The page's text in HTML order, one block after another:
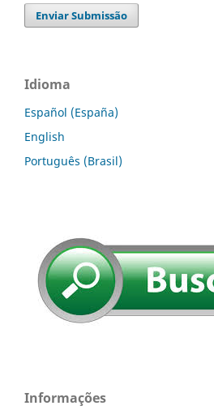
Enviar Submissão
Idioma
Español (España)
English
Português (Brasil)
Informações